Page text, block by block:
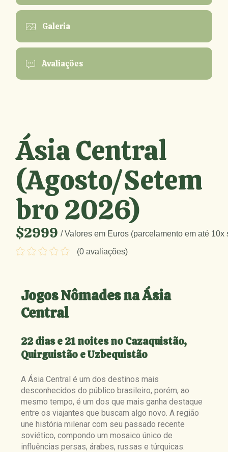
Galeria
Avaliações
Ásia Central
(Agosto/Setem
bro 2026)
$2999/ Valores em Euros (parcelamento em até 10x
(0 avaliações)
Jogos Nômades na Ásia
Central
22 dias e 21 noites no Cazaquistão,
Quirguistão e Uzbequistão
A Ásia Central é um dos destinos mais
desconhecidos do público brasileiro, porém, ao
mesmo tempo, é um dos que mais ganha destaque
entre os viajantes que buscam algo novo. A região
une história milenar com seu passado recente
soviético, compondo um mosaico único de
influências persas, árabes, russas e túrquicas.